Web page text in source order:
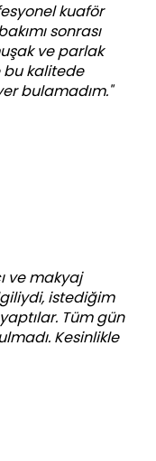
kuaför
sonrası
ve parlak
kalitede
bulamadım."
ve makyaj
istediğim
Tüm gün
Kesinlikle